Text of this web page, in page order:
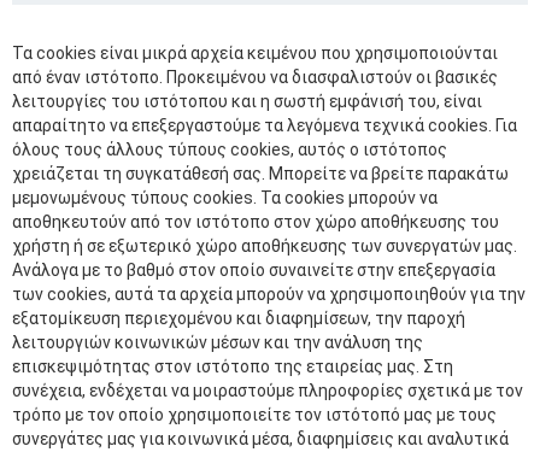
Τα cookies είναι μικρά αρχεία κειμένου που χρησιμοποιούνται
από έναν ιστότοπο. Προκειμένου να διασφαλιστούν οι βασικές
λειτουργίες του ιστότοπου και η σωστή εμφάνισή του, είναι
απαραίτητο να επεξεργαστούμε τα λεγόμενα τεχνικά cookies. Για
όλους τους άλλους τύπους cookies, αυτός ο ιστότοπος
χρειάζεται τη συγκατάθεσή σας. Μπορείτε να βρείτε παρακάτω
μεμονωμένους τύπους cookies. Τα cookies μπορούν να
αποθηκευτούν από τον ιστότοπο στον χώρο αποθήκευσης του
χρήστη ή σε εξωτερικό χώρο αποθήκευσης των συνεργατών μας.
Ανάλογα με το βαθμό στον οποίο συναινείτε στην επεξεργασία
των cookies, αυτά τα αρχεία μπορούν να χρησιμοποιηθούν για την
εξατομίκευση περιεχομένου και διαφημίσεων, την παροχή
λειτουργιών κοινωνικών μέσων και την ανάλυση της
επισκεψιμότητας στον ιστότοπο της εταιρείας μας. Στη
συνέχεια, ενδέχεται να μοιραστούμε πληροφορίες σχετικά με τον
τρόπο με τον οποίο χρησιμοποιείτε τον ιστότοπό μας με τους
συνεργάτες μας για κοινωνικά μέσα, διαφημίσεις και αναλυτικά